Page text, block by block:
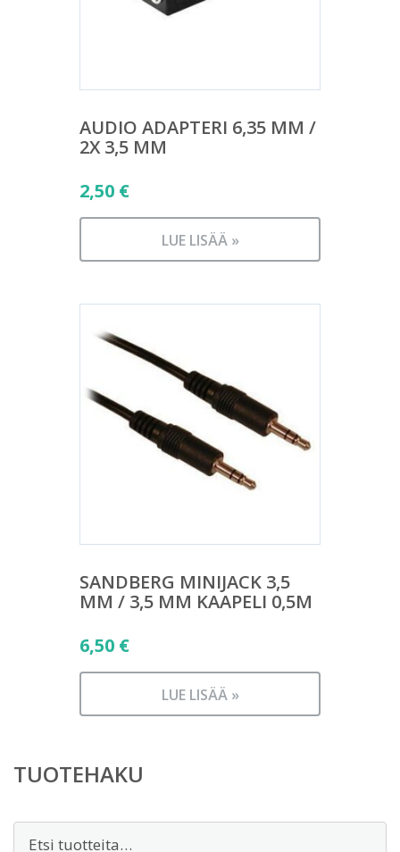
AUDIO ADAPTERI 6,35 MM /
2X 3,5 MM
2,50 €
LUE LISÄÄ »
SANDBERG MINIJACK 3,5
MM / 3,5 MM KAAPELI 0,5M
6,50 €
LUE LISÄÄ »
TUOTEHAKU